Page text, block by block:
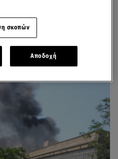
από 16 ώρες η
σε εργοστάσιο
σκοπών
Αποδοχή